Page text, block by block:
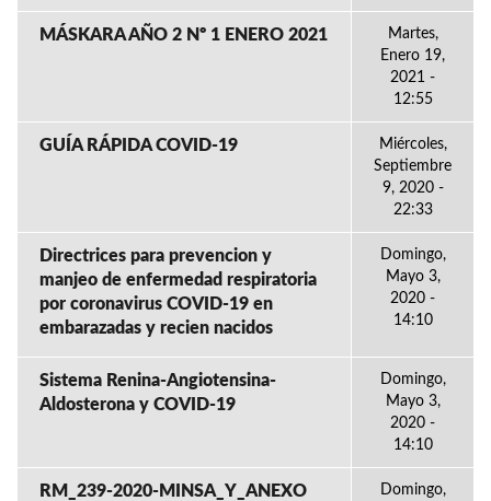
MÁSKARA AÑO 2 Nº 1 ENERO 2021
Martes,
Enero 19,
2021 -
12:55
GUÍA RÁPIDA COVID-19
Miércoles,
Septiembre
9, 2020 -
22:33
Directrices para prevencion y
manjeo de enfermedad respiratoria
por coronavirus COVID-19 en
embarazadas y recien nacidos
Domingo,
Mayo 3,
2020 -
14:10
Sistema Renina-Angiotensina-
Aldosterona y COVID-19
Domingo,
Mayo 3,
2020 -
14:10
RM_239-2020-MINSA_Y_ANEXO
Domingo,